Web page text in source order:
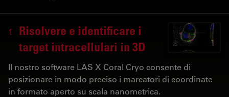
1
Risolvere e identificare i
target intracellulari in 3D
Il nostro software LAS X Coral Cryo consente di
posizionare in modo preciso i marcatori di coordinate
in formato aperto su scala nanometrica.